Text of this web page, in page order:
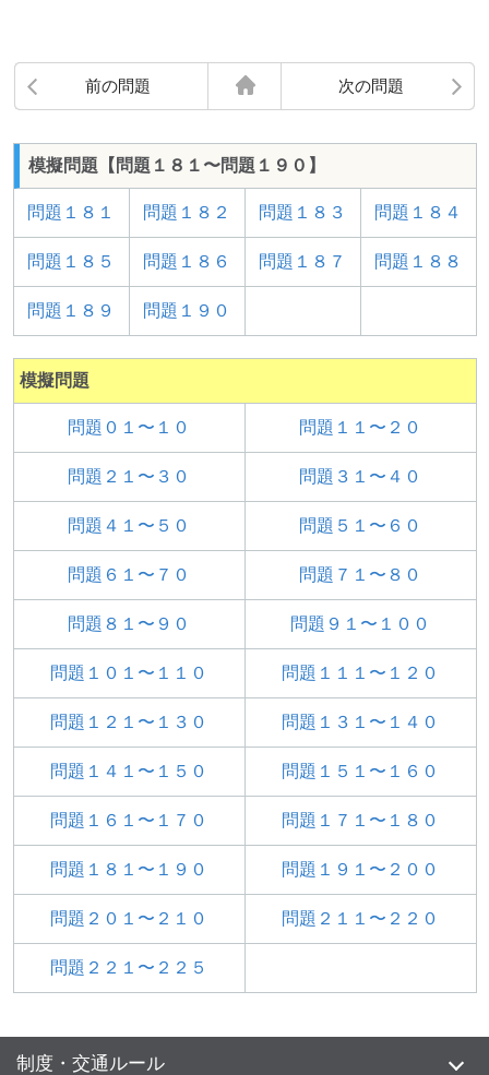
前の問題 次の問題
模擬問題【問題１８１〜問題１９０】
問題１８１ 問題１８２ 問題１８３ 問題１８４
問題１８５ 問題１８６ 問題１８７ 問題１８８
問題１８９ 問題１９０
模擬問題
問題０１〜１０ 問題１１〜２０
問題２１〜３０ 問題３１〜４０
問題４１〜５０ 問題５１〜６０
問題６１〜７０ 問題７１〜８０
問題８１〜９０ 問題９１〜１００
問題１０１〜１１０ 問題１１１〜１２０
問題１２１〜１３０ 問題１３１〜１４０
問題１４１〜１５０ 問題１５１〜１６０
問題１６１〜１７０ 問題１７１〜１８０
問題１８１〜１９０ 問題１９１〜２００
問題２０１〜２１０ 問題２１１〜２２０
問題２２１〜２２５
制度・交通ルール